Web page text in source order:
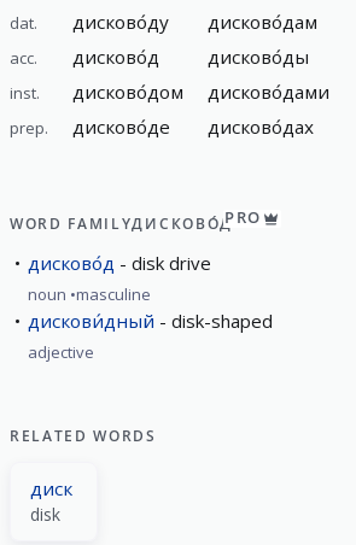
dat. дисково́ду дисково́дам
acc. дисково́д дисково́ды
inst. дисково́дом дисково́дами
prep. дисково́де дисково́дах
WORD FAMILYДИСКОВО́ДPRO
дисково́д disk drive
noun masculine
дискови́дный disk-shaped
adjective
RELATED WORDS
диск
disk